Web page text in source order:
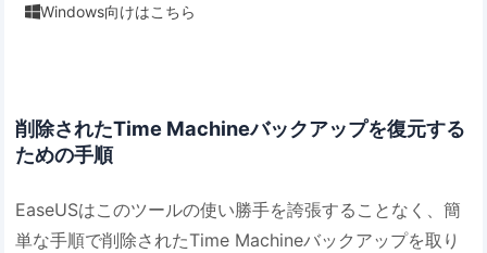
Windows向けはこちら
削除されたTime Machineバックアップを復元する
ための手順
EaseUSはこのツールの使い勝手を誇張することなく、簡
単な手順で削除されたTime Machineバックアップを取り